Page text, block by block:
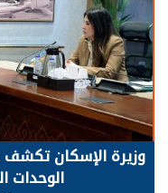
وزيرة الإسكان
الوحدات